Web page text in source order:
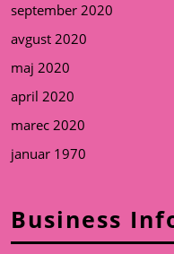
september 2020
avgust 2020
maj 2020
april 2020
marec 2020
januar 1970
Business